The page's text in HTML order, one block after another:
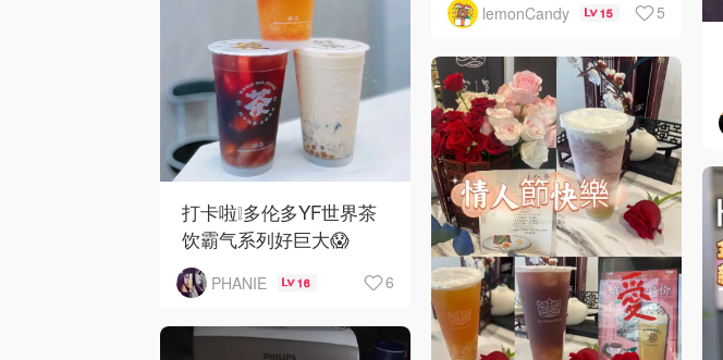
lemonCandy 15 5
打卡啦❕多伦多YF世界茶
饮霸气系列好巨大😱
PHANIE 16 6